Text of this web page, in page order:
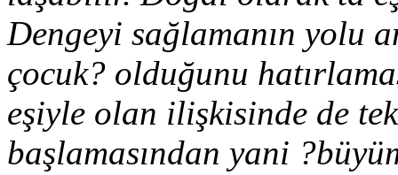
Dengeyi sağlamanın yolu
çocuk? olduğunu
eşiyle olan ilişkisinde de
başlamasından yani